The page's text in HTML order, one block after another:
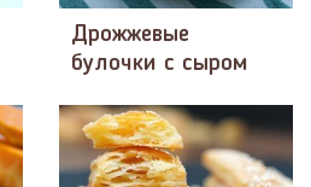
Дрожжевые
булочки с сыром